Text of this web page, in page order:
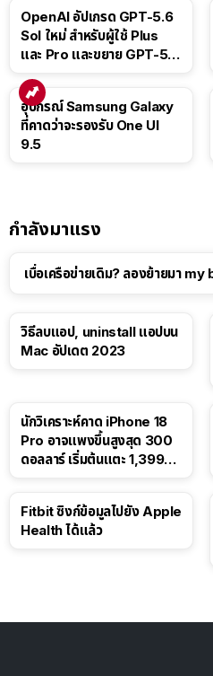
OpenAI อัปเกรด GPT-5.6
Sol ใหม่ สำหรับผู้ใช้ Plus
และ Pro และขยาย GPT-5.6
อุปกรณ์ Samsung Galaxy
ที่คาดว่าจะรองรับ One UI
9.5
กำลังมาแรง
เบื่อเครือข่ายเดิม? ลองย้ายมา my
วิธีลบแอป, uninstall แอปบน
Mac อัปเดต 2023
นักวิเคราะห์คาด iPhone 18
Pro อาจแพงขึ้นสูงสุด 300
ดอลลาร์ เริ่มต้นแตะ 1,399
Fitbit ซิงก์ข้อมูลไปยัง Apple
Health ได้แล้ว